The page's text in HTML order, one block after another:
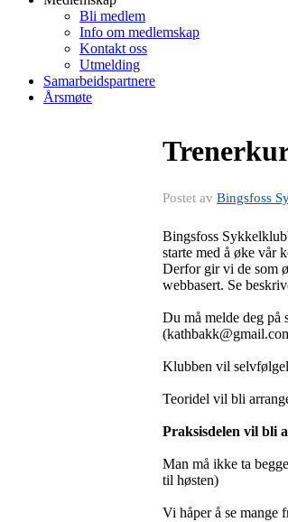
Bli medlem
Info om medlemskap
Kontakt oss
Utmelding
Samarbeidspartnere
Årsmøte
Postet av Bingsfoss
Bingsfoss
starte med å øke vår
Derfor gir vi de som
webbasert. Se
Du må melde deg
Klubben vil
Teoridel vil bli
Praksisdelen vil bli
Man må ikke ta
til høsten)
Vi håper å se mange